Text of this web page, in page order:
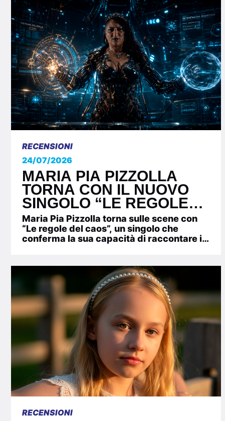
RECENSIONI
24/07/2026
MARIA PIA PIZZOLLA
TORNA CON IL NUOVO
SINGOLO “LE REGOLE
DEL CAOS”,
DISPONIBILE DA
VENERDÌ 24 LUGLIO 2026
Maria Pia Pizzolla torna sulle scene con
“Le regole del caos”, un singolo che
conferma la sua capacità di raccontare il
RECENSIONI